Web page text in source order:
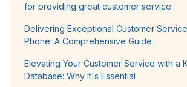
for providing great customer service
Delivering Exceptional Customer
Phone: A Comprehensive Guide
Elevating Your Customer Service with a
Database: Why It's Essential